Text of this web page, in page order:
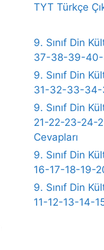
TYT Türkçe
9. Sınıf Din
37-38-39-40-
9. Sınıf Din
31-32-33-34-
9. Sınıf Din
21-22-23-24-
Cevapları
9. Sınıf Din
16-17-18-19-
9. Sınıf Din
11-12-13-14-